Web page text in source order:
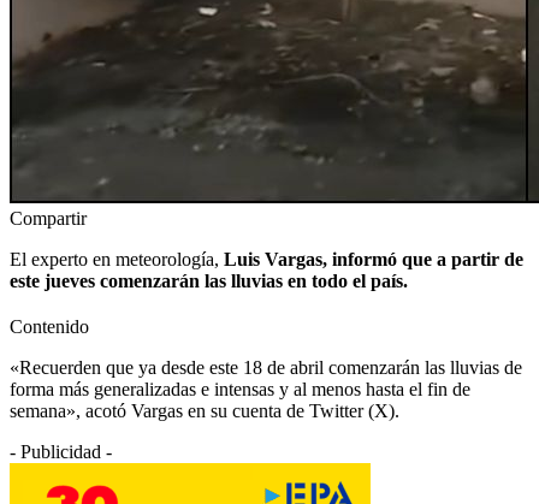
Compartir
El experto en meteorología, Luis Vargas, informó que a partir de
este jueves comenzarán las lluvias en todo el país.
Contenido
«Recuerden que ya desde este 18 de abril comenzarán las lluvias de
forma más generalizadas e intensas y al menos hasta el fin de
semana», acotó Vargas en su cuenta de Twitter (X).
- Publicidad -